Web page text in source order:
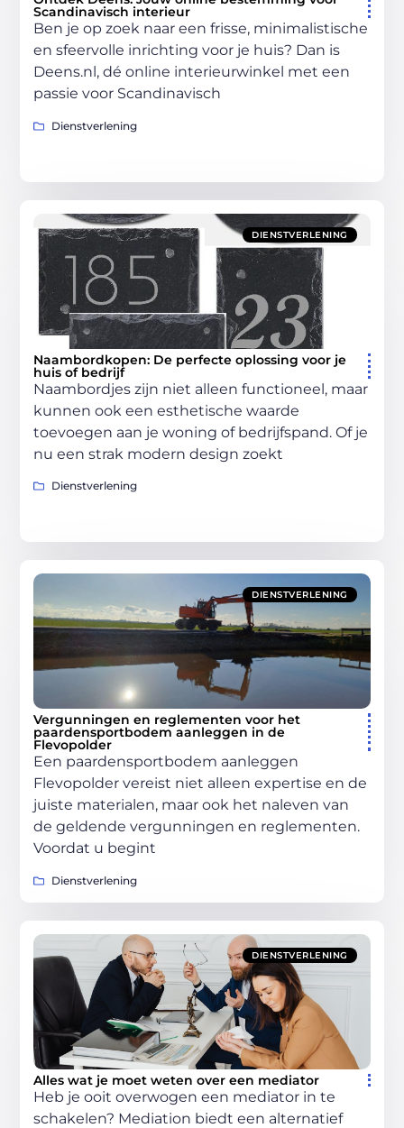
Scandinavisch interieur
Ben je op zoek naar een frisse, minimalistische
en sfeervolle inrichting voor je huis? Dan is
Deens.nl, dé online interieurwinkel met een
passie voor Scandinavisch
Dienstverlening
DIENSTVERLENING
Naambordkopen: De perfecte oplossing voor je
huis of bedrijf
Naambordjes zijn niet alleen functioneel, maar
kunnen ook een esthetische waarde
toevoegen aan je woning of bedrijfspand. Of je
nu een strak modern design zoekt
Dienstverlening
DIENSTVERLENING
Vergunningen en reglementen voor het
paardensportbodem aanleggen in de
Flevopolder
Een paardensportbodem aanleggen
Flevopolder vereist niet alleen expertise en de
juiste materialen, maar ook het naleven van
de geldende vergunningen en reglementen.
Voordat u begint
Dienstverlening
DIENSTVERLENING
Alles wat je moet weten over een mediator
Heb je ooit overwogen een mediator in te
schakelen? Mediation biedt een alternatief